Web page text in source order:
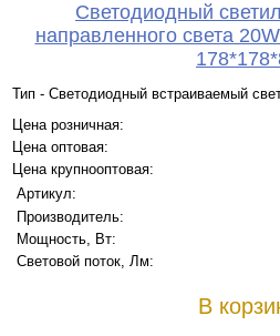
Светодиодный
направленного света
Тип - Светодиодный встраиваемый
Цена розничная:
Цена оптовая:
Цена крупнооптовая:
Артикул:
Производитель:
Мощность, Вт:
Световой поток, Лм:
В